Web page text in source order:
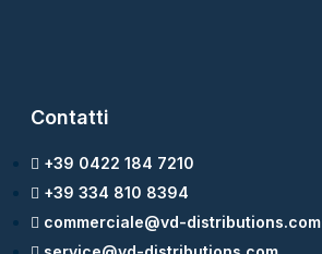
Contatti
+39 0422 184 7210
+39 334 810 8394
commerciale@vd-distributions.com